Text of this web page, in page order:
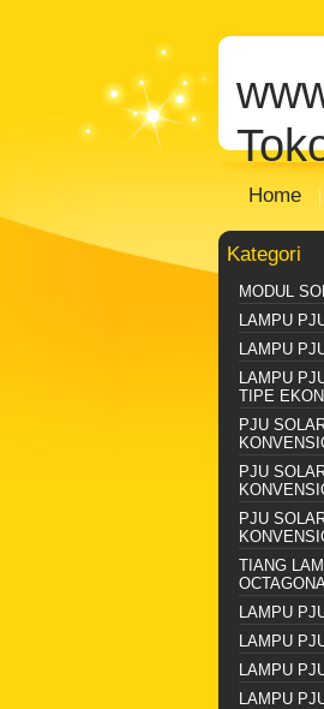
jual panel surya
Distributor Plts
Home
Kategori
MODUL
LAMPU
LAMPU
LAMPU
TIPE
PJU
PJU
PJU
TIANG
LAMPU
LAMPU
LAMPU
LAMPU